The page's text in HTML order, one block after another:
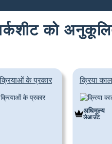
को
के प्रकार क्रिया
अधिमूल्य
लेआउट